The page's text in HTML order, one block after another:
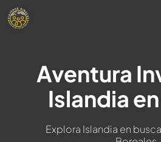
Saltar
Aventura
Islandia
Explora Islandia en